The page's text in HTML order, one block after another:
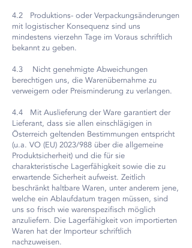
4.2 Produktions- oder Verpackungsänderungen
mit logistischer Konsequenz sind uns
mindestens vierzehn Tage im Voraus schriftlich
bekannt zu geben.
4.3 Nicht genehmigte Abweichungen
berechtigen uns, die Warenübernahme zu
verweigern oder Preisminderung zu verlangen.
4.4 Mit Auslieferung der Ware garantiert der
Lieferant, dass sie allen einschlägigen in
Österreich geltenden Bestimmungen entspricht
(u.a. VO (EU) 2023/988 über die allgemeine
Produktsicherheit) und die für sie
charakteristische Lagerfähigkeit sowie die zu
erwartende Sicherheit aufweist. Zeitlich
beschränkt haltbare Waren, unter anderem jene,
welche ein Ablaufdatum tragen müssen, sind
uns so frisch wie warenspezifisch möglich
anzuliefern. Die Lagerfähigkeit von importierten
Waren hat der Importeur schriftlich
nachzuweisen.